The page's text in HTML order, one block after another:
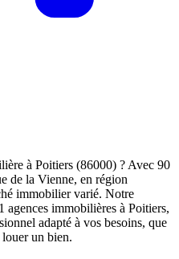
à Poitiers (86000) ? Avec 90
de la Vienne, en région
immobilier varié. Notre
immobilières à Poitiers,
adapté à vos besoins, que
un bien.